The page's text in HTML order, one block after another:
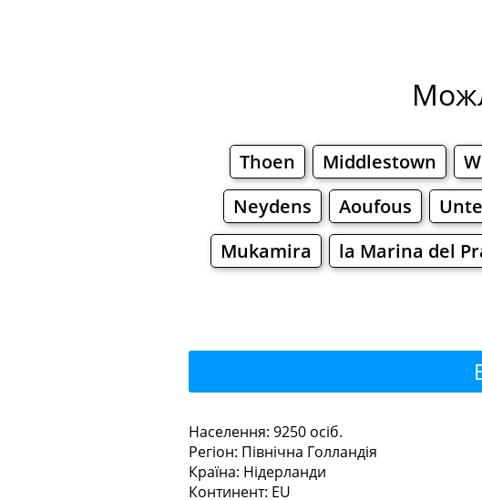
Thoen Middlestown
Neydens
Aoufous
Mukamira
la Marina del
Ресторани Кафе
Населення: 9250 осiб.
Регiон: Північна Голландія
Країна: Нідерланди
Континент: EU